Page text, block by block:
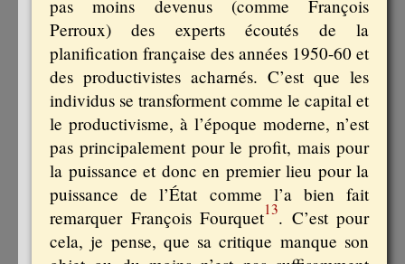
pas moins devenus (comme François
Perroux) des experts écoutés de la
planification française des années 1950-60 et
des productivistes acharnés. C’est que les
individus se transforment comme le capital et
le productivisme, à l’époque moderne, n’est
pas principalement pour le profit, mais pour
la puissance et donc en premier lieu pour la
puissance de l’État comme l’a bien fait
remarquer François Fourquet13. C’est pour
cela, je pense, que sa critique manque son